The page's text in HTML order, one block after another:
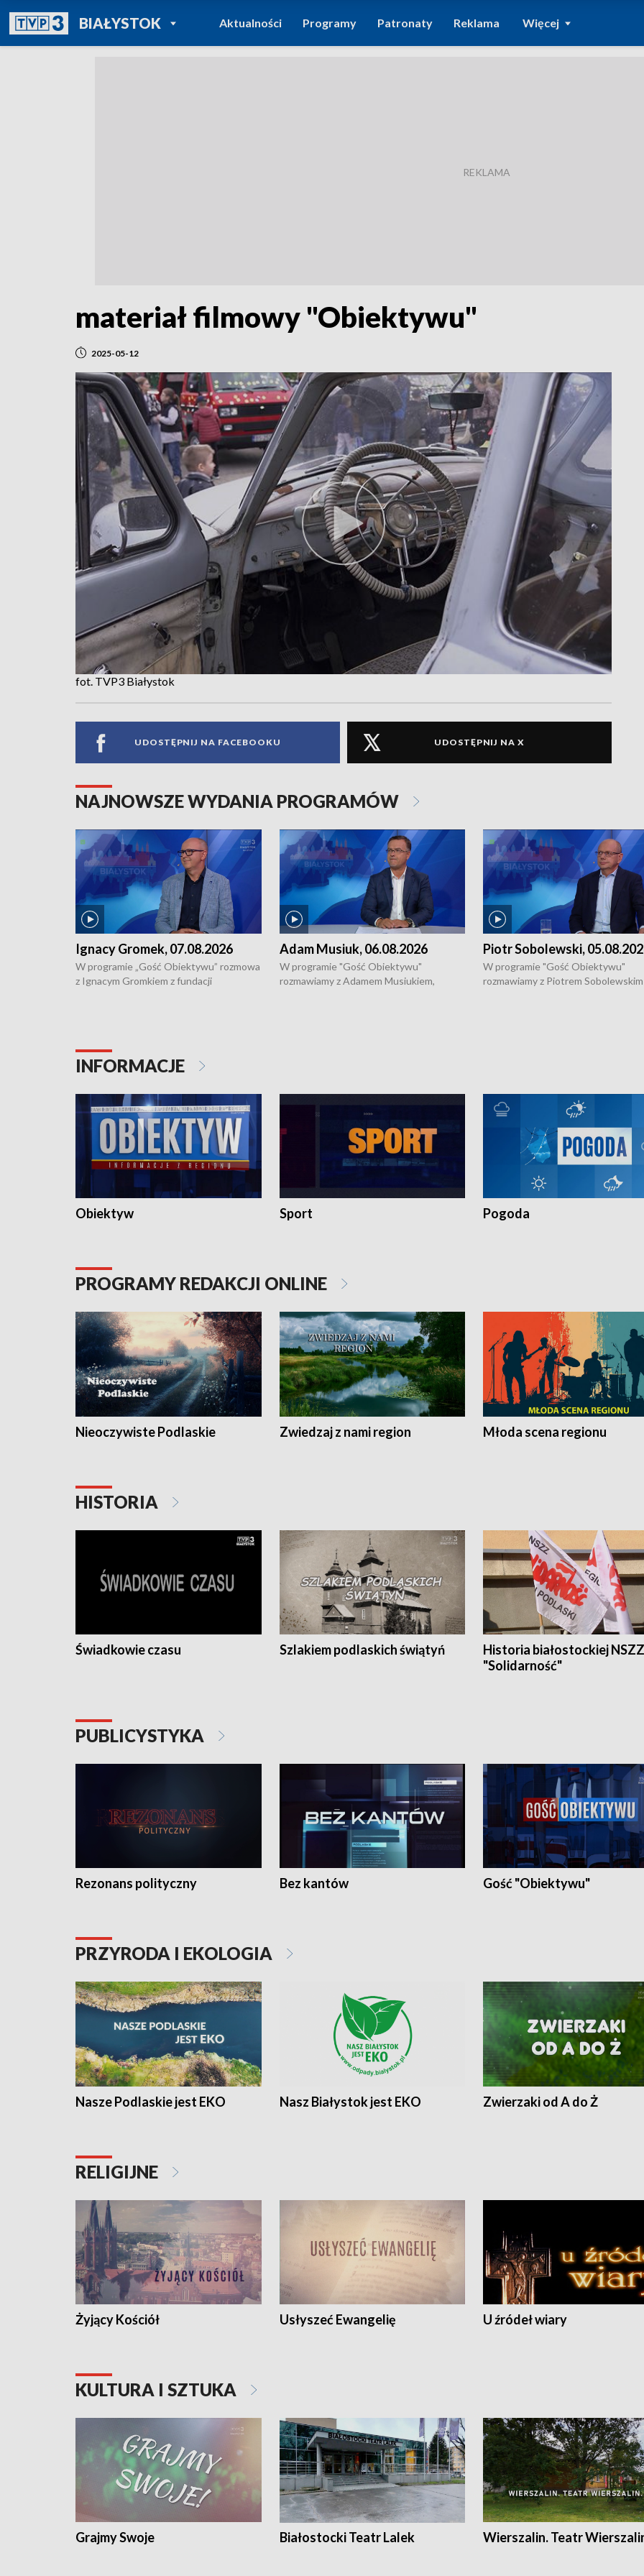
BIAŁYSTOKPOWRÓT DO
TVP REGIONY
Aktualności Programy Patronaty Reklama Więcej
materiał filmowy "Obiektywu"
2025-05-12
fot. TVP3 Białystok
UDOSTĘPNIJ NA FACEBOOKU UDOSTĘPNIJ NA X
NAJNOWSZE WYDANIA PROGRAMÓW
Ignacy Gromek, 07.08.2026
W programie „Gość Obiektywu” rozmowa
z Ignacym Gromkiem z fundacji
Adam Musiuk, 06.08.2026
W programie "Gość Obiektywu"
rozmawiamy z Adamem Musiukiem,
Piotr Sobolewski,
W programie "Gość Obiektywu"
rozmawiamy z Piotrem
INFORMACJE
Obiektyw Sport Pogoda
PROGRAMY REDAKCJI ONLINE
Nieoczywiste Podlaskie Zwiedzaj z nami region Młoda scena regionu
HISTORIA
Świadkowie czasu Szlakiem podlaskich świątyń
Historia białostockiej NSZZ
"Solidarność"
PUBLICYSTYKA
Rezonans polityczny Bez kantów Gość "Obiektywu"
PRZYRODA I EKOLOGIA
Nasze Podlaskie jest EKO Nasz Białystok jest EKO Zwierzaki od A do Ż
RELIGIJNE
Żyjący Kościół Usłyszeć Ewangelię U źródeł wiary
KULTURA I SZTUKA
Grajmy Swoje Białostocki Teatr Lalek Wierszalin. Teatr